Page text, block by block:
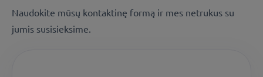
Naudokite mūsų kontaktinę formą ir mes netrukus su
jumis susisieksime.